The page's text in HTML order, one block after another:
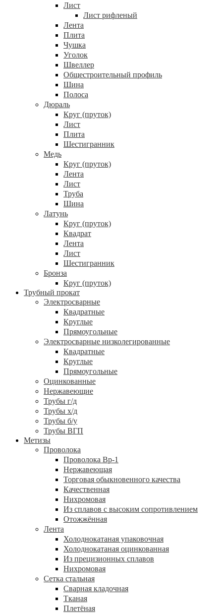
Лист
Лист рифленый
Лента
Плита
Чушка
Уголок
Швеллер
Общестроительный профиль
Шина
Полоса
Дюраль
Круг (пруток)
Лист
Плита
Шестигранник
Медь
Круг (пруток)
Лента
Лист
Труба
Шина
Латунь
Круг (пруток)
Квадрат
Лента
Лист
Шестигранник
Бронза
Круг (пруток)
Трубный прокат
Электросварные
Квадратные
Круглые
Прямоугольные
Электросварные низколегированные
Квадратные
Круглые
Прямоугольные
Оцинкованные
Нержавеющие
Трубы г/д
Трубы х/д
Трубы б/у
Трубы ВГП
Метизы
Проволока
Проволока Вр-1
Нержавеющая
Торговая обыкновенного качества
Качественная
Нихромовая
Из сплавов с высоким сопротивлением
Отожжённая
Лента
Холоднокатаная упаковочная
Холоднокатаная оцинкованная
Из прецизионных сплавов
Нихромовая
Сетка стальная
Сварная кладочная
Тканая
Плетёная